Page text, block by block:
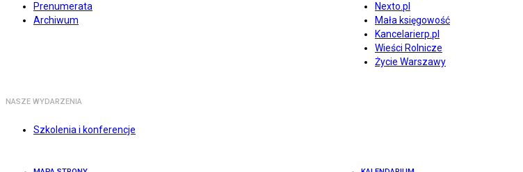
Prenumerata
Archiwum
Nexto.pl
Mała księgowość
Kancelarierp.pl
Wieści Rolnicze
Życie Warszawy
NASZE WYDARZENIA
Szkolenia i konferencje